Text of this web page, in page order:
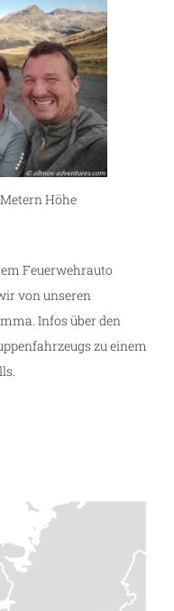
Höhe
Feuerwehrauto
von unseren
Infos über den
zu einem